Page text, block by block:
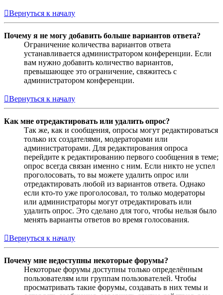
Вернуться к началу
Почему я не могу добавить больше вариантов ответа?
Ограничение количества вариантов ответа
устанавливается администратором конференции. Если
вам нужно добавить количество вариантов,
превышающее это ограничение, свяжитесь с
администратором конференции.
Вернуться к началу
Как мне отредактировать или удалить опрос?
Так же, как и сообщения, опросы могут редактироваться
только их создателями, модераторами или
администраторами. Для редактирования опроса
перейдите к редактированию первого сообщения в теме;
опрос всегда связан именно с ним. Если никто не успел
проголосовать, то вы можете удалить опрос или
отредактировать любой из вариантов ответа. Однако
если кто-то уже проголосовал, то только модераторы
или администраторы могут отредактировать или
удалить опрос. Это сделано для того, чтобы нельзя было
менять варианты ответов во время голосования.
Вернуться к началу
Почему мне недоступны некоторые форумы?
Некоторые форумы доступны только определённым
пользователям или группам пользователей. Чтобы
просматривать такие форумы, создавать в них темы и